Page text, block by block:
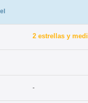
2 estrellas y
-